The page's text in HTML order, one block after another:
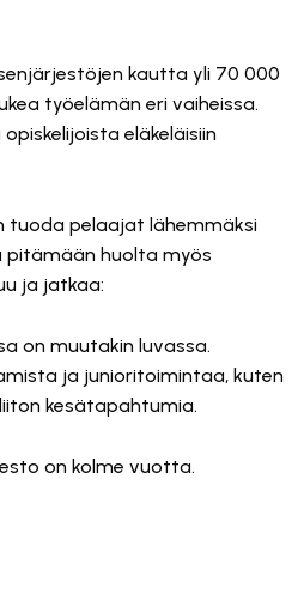
kautta yli 70 000
työelämän eri vaiheissa.
eläkeläisiin
tuoda pelaajat lähemmäksi
pitämään huolta myös
ja jatkaa:
on muutakin luvassa.
ja junioritoimintaa, kuten
kesätapahtumia.
on kolme vuotta.